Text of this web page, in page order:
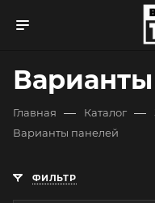
Главная — Каталог —
Варианты панелей
ФИЛЬТР